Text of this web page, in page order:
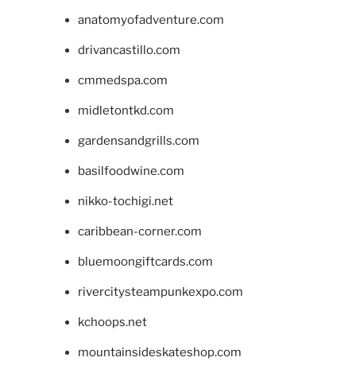
anatomyofadventure.com
drivancastillo.com
cmmedspa.com
midletontkd.com
gardensandgrills.com
basilfoodwine.com
nikko-tochigi.net
caribbean-corner.com
bluemoongiftcards.com
rivercitysteampunkexpo.com
kchoops.net
mountainsideskateshop.com